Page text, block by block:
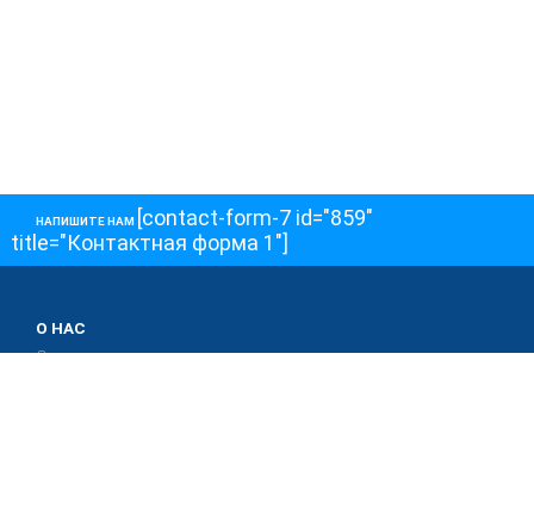
О НАС
О телеканале
НАПИШИТЕ НАМ [contact-form-7 id="859"
title="Контактная форма 1"]